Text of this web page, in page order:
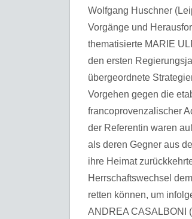
Wolfgang Huschner
Vorgänge und
thematisierte MARIE
den ersten
übergeordnete
Vorgehen gegen die
francoprovenzalischer
der Referentin waren
als deren Gegner aus
ihre Heimat
Herrschaftswechsel
retten können, um
ANDREA CASALBONI